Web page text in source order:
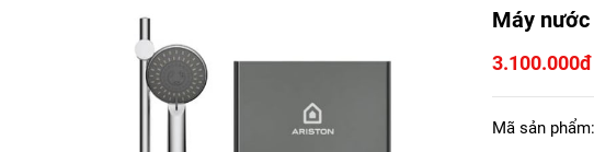
Máy
3.100.000đ
Mã sản phẩm: